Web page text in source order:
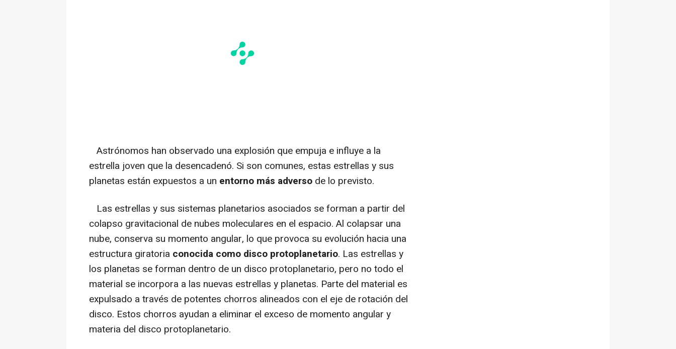
Astrónomos han observado una explosión que empuja e influye a la
estrella joven que la desencadenó. Si son comunes, estas estrellas y sus
planetas están expuestos a un entorno más adverso de lo previsto.
Las estrellas y sus sistemas planetarios asociados se forman a partir del
colapso gravitacional de nubes moleculares en el espacio. Al colapsar una
nube, conserva su momento angular, lo que provoca su evolución hacia una
estructura giratoria conocida como disco protoplanetario. Las estrellas y
los planetas se forman dentro de un disco protoplanetario, pero no todo el
material se incorpora a las nuevas estrellas y planetas. Parte del material es
expulsado a través de potentes chorros alineados con el eje de rotación del
disco. Estos chorros ayudan a eliminar el exceso de momento angular y
materia del disco protoplanetario.